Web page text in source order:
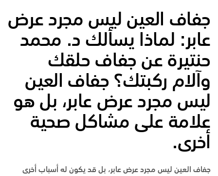
جفاف العين ليس مجرد عرض
عابر: لماذا يسألك د. محمد
حنتيرة عن جفاف حلقك
وآلام ركبتك؟ جفاف العين
ليس مجرد عرض عابر، بل هو
علامة على مشاكل صحية
أخرى.
جفاف العين ليس مجرد عرض عابر، بل قد يكون له أسباب أخرى